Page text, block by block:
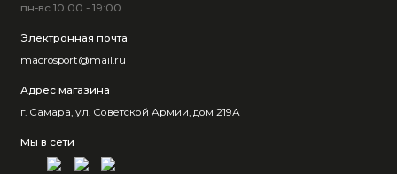
пн-вс 10:00 - 19:00
Электронная почта
macrosport@mail.ru
Адрес магазина
г. Самара, ул. Советской Армии, дом 219А
Мы в сети